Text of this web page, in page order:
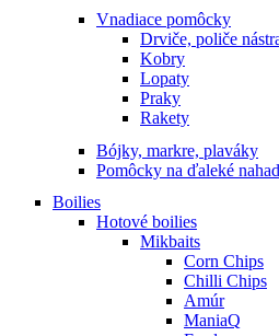
Vnadiace pomôcky
Drviče, poliče
Kobry
Lopaty
Praky
Rakety
Bójky, markre, plaváky
Pomôcky na ďaleké
Boilies
Hotové boilies
Mikbaits
Corn Chips
Chilli Chips
Amúr
ManiaQ